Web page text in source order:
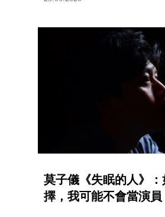
莫子儀《失眠的人》
擇，我可能不會當演員